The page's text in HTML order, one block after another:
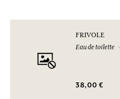
FRIVOLE
Eau de toilette
38,00 €